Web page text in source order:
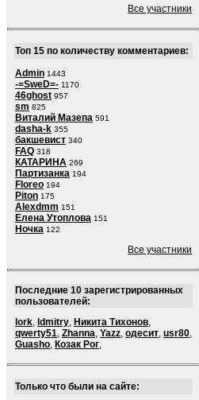
Все участники
Топ 15 по количеству комментариев:
Admin 1443
-=SweD=- 1170
46ghost 957
sm 825
Виталий Мазепа 591
dasha-k 355
бакшевист 340
FAQ 318
КАТАРИНА 269
Партизанка 194
Floreo 194
Piton 175
Alexdmm 151
Елена Утоплова 151
Ночка 122
Все участники
Последние 10 зарегистрированных
пользователей:
lork, ldmitry, Никита Тихонов,
qwerty51, Zhanna, Yazz, одесит, usr80,
Guasho, Козак Рог,
Только что были на сайте: